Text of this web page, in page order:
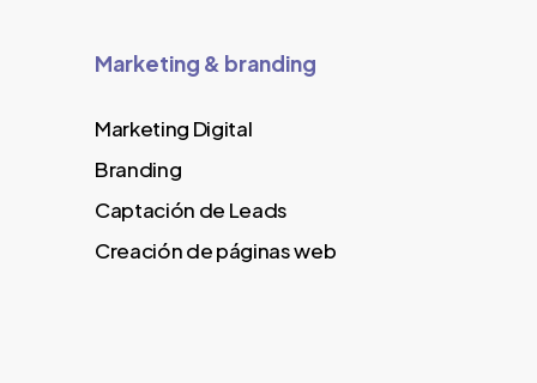
Marketing & branding
Marketing Digital
Branding
Captación de Leads
Creación de páginas web